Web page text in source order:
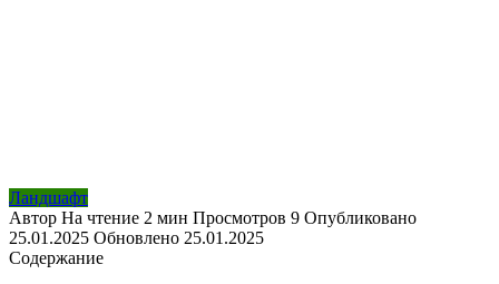
Ландшафт
Автор На чтение 2 мин Просмотров 9 Опубликовано
25.01.2025 Обновлено 25.01.2025
Содержание